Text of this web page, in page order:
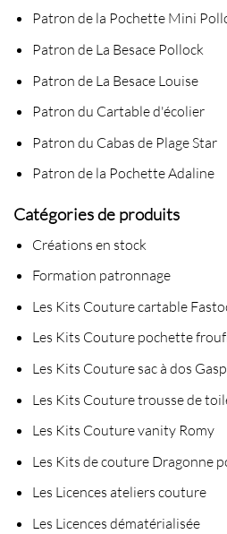
Patron de la Pochette Mini
Patron de La Besace Pollock
Patron de La Besace Louise
Patron du Cartable d'écolier
Patron du Cabas de Plage Star
Patron de la Pochette Adaline
Catégories de produits
Créations en stock
Formation patronnage
Les Kits Couture cartable
Les Kits Couture pochette
Les Kits Couture sac à dos
Les Kits Couture trousse de
Les Kits Couture vanity Romy
Les Kits de couture Dragonne
Les Licences ateliers couture
Les Licences dématérialisée